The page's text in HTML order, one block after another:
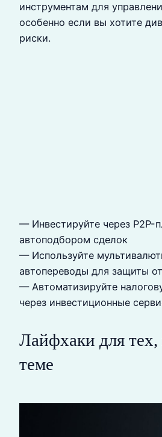
инструментам для
особенно если вы хотите
риски.
— Инвестируйте через P2P-
автоподбором сделок
— Используйте
автопереводы для защиты
— Автоматизируйте
через инвестиционные
Лайфхаки для
теме